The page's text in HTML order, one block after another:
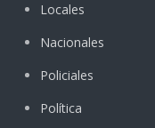
Locales
Nacionales
Policiales
Política